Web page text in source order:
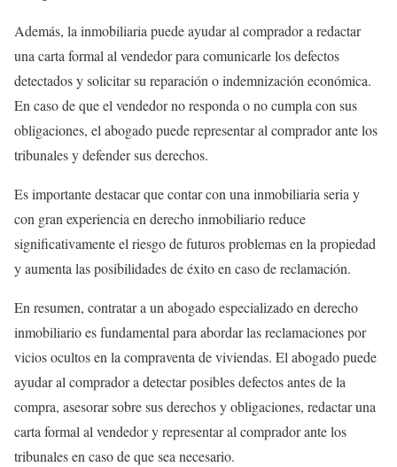
Además, la inmobiliaria puede ayudar al comprador a redactar
una carta formal al vendedor para comunicarle los defectos
detectados y solicitar su reparación o indemnización económica.
En caso de que el vendedor no responda o no cumpla con sus
obligaciones, el abogado puede representar al comprador ante los
tribunales y defender sus derechos.
Es importante destacar que contar con una inmobiliaria seria y
con gran experiencia en derecho inmobiliario reduce
significativamente el riesgo de futuros problemas en la propiedad
y aumenta las posibilidades de éxito en caso de reclamación.
En resumen, contratar a un abogado especializado en derecho
inmobiliario es fundamental para abordar las reclamaciones por
vicios ocultos en la compraventa de viviendas. El abogado puede
ayudar al comprador a detectar posibles defectos antes de la
compra, asesorar sobre sus derechos y obligaciones, redactar una
carta formal al vendedor y representar al comprador ante los
tribunales en caso de que sea necesario.